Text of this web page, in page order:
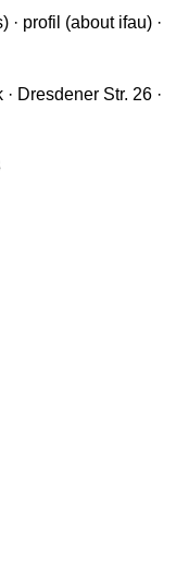
· profil (about ifau) ·
Dresdener Str. 26 ·